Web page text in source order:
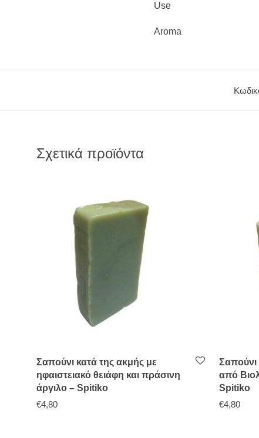
Use
Aroma
Σχετικά προϊόντα
Σαπούνι κατά της ακμής με
ηφαιστειακό θειάφη και πράσινη
άργιλο – Spitiko
€4,80
Σαπούνι
από
Spitiko
€4,80